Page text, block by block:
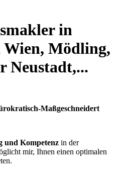
in
Mödling,
Neustadt,...
Maßgeschneidert
und Kompetenz in der
mir, Ihnen einen optimalen